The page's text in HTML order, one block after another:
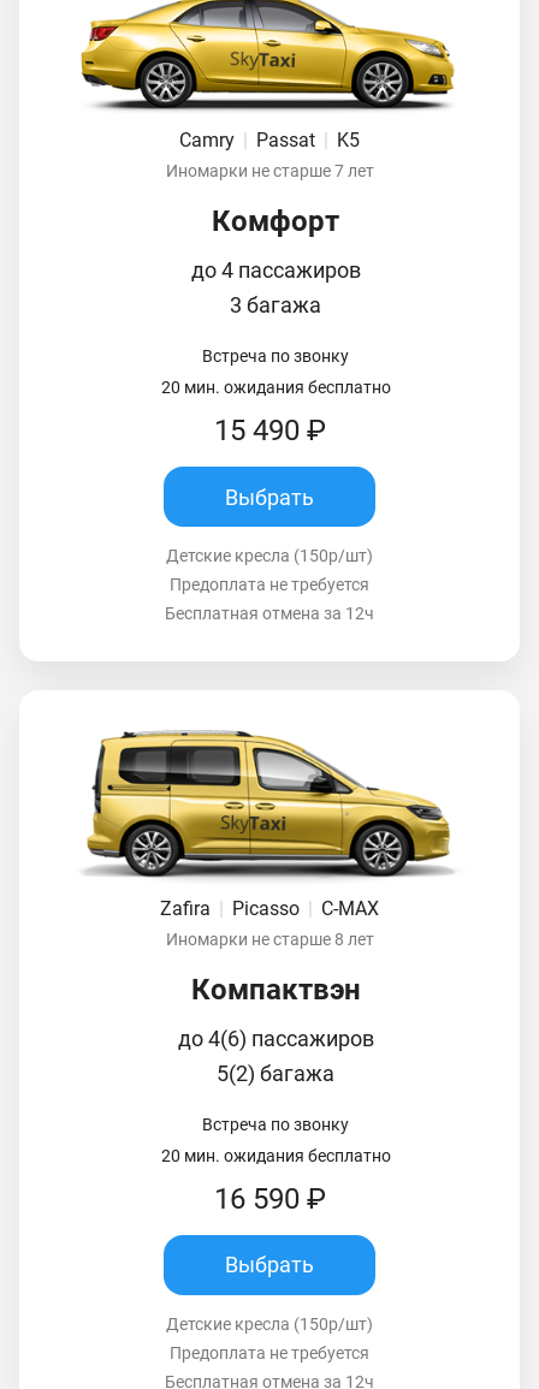
Camry Passat K5
Иномарки не старше 7 лет
Комфорт
до 4 пассажиров
3 багажа
Встреча по звонку
20 мин. ожидания бесплатно
15 490 ₽
Выбрать
Детские кресла (150р/шт)
Предоплата не требуется
Бесплатная отмена за 12ч
Zafira | Picasso | C-MAX
Иномарки не старше 8 лет
Компактвэн
до 4(6) пассажиров
5(2) багажа
Встреча по звонку
20 мин. ожидания бесплатно
16 590 ₽
Выбрать
Детские кресла (150р/шт)
Предоплата не требуется
Бесплатная отмена за 12ч